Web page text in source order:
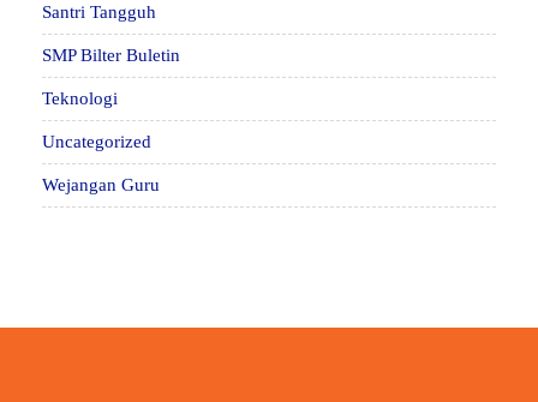
Santri Tangguh
SMP Bilter Buletin
Teknologi
Uncategorized
Wejangan Guru